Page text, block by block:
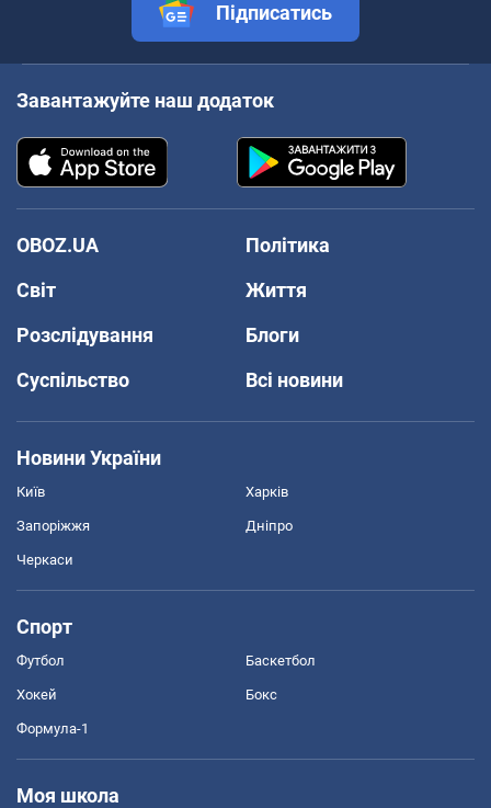
Підписатись
Завантажуйте наш додаток
OBOZ.UA
Політика
Світ
Життя
Розслідування
Блоги
Суспільство
Всі новини
Новини України
Київ Харків
Запоріжжя Дніпро
Черкаси
Спорт
Футбол Баскетбол
Хокей Бокс
Формула-1
Моя школа